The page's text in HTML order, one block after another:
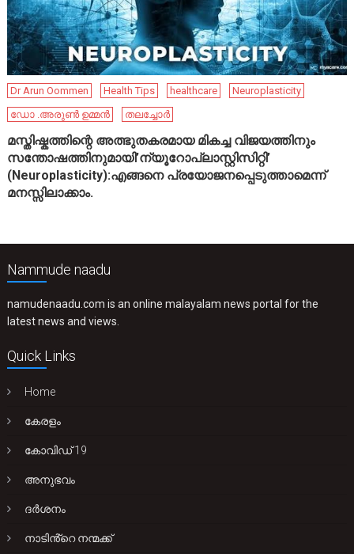
Dr Arun Oommen Health Tips healthcare
Neuroplasticity
ഡോ .അരുൺ ഉമ്മൻ
തലച്ചോർ
മസ്തിഷ്കത്തിന്റെ അത്ഭുതകരമായ മികച്ച വിജയത്തിനും
സന്തോഷത്തിനുമായി’ന്യൂറോപ്ലാസ്റ്റിസിറ്റി’
(Neuroplasticity):എങ്ങനെ പ്രയോജനപ്പെടുത്താമെന്ന്
മനസ്സിലാക്കാം.
Nammude naadu
namudenaadu.com is an online malayalam news portal for the
latest news and views.
Quick Links
Home
കേരളം
കോവിഡ് 19
അനുഭവം
ദർശനം
നാടിൻ്റെ നന്മക്ക്